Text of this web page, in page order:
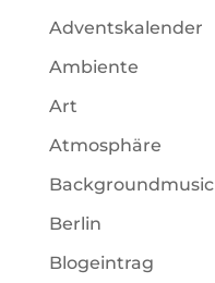
Adventskalender
Ambiente
Art
Atmosphäre
Backgroundmusic
Berlin
Blogeintrag